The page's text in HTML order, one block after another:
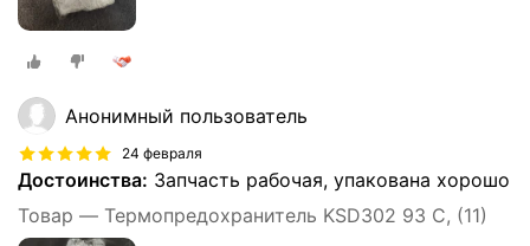
Анонимный пользователь
24 февраля
Достоинства: Запчасть рабочая, упакована хорошо
Товар — Термопредохранитель KSD302 93 C, (11)